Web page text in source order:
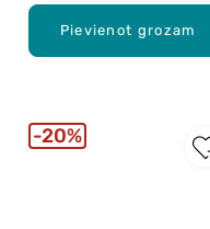
Pievienot grozam
20%